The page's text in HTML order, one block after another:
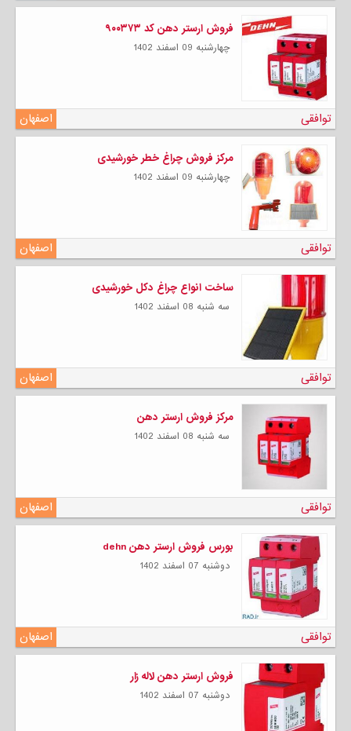
فروش ارستر دهن کد ۹۰۰۳۷۳
چهارشنبه 09 اسفند 1402
اصفهان توافقی
مرکز فروش چراغ خطر خورشیدی
چهارشنبه 09 اسفند 1402
اصفهان توافقی
ساخت انواع چراغ دکل خورشیدی
سه شنبه 08 اسفند 1402
اصفهان توافقی
مرکز فروش ارستر دهن
سه شنبه 08 اسفند 1402
اصفهان توافقی
بورس فروش ارستر دهن dehn
دوشنبه 07 اسفند 1402
اصفهان توافقی
فروش ارستر دهن لاله زار
دوشنبه 07 اسفند 1402